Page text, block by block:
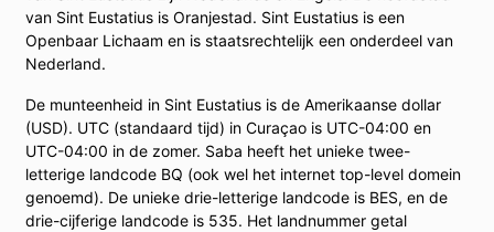
van Sint Eustatius is Oranjestad. Sint Eustatius is een
Openbaar Lichaam en is staatsrechtelijk een onderdeel van
Nederland.
De munteenheid in Sint Eustatius is de Amerikaanse dollar
(USD). UTC (standaard tijd) in Curaçao is UTC-04:00 en
UTC-04:00 in de zomer. Saba heeft het unieke twee-
letterige landcode BQ (ook wel het internet top-level domein
genoemd). De unieke drie-letterige landcode is BES, en de
drie-cijferige landcode is 535. Het landnummer getal